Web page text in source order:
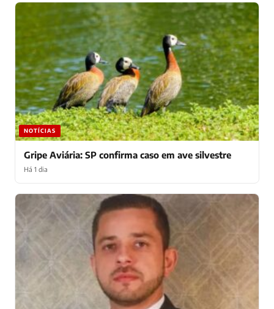
NOTÍCIAS
Gripe Aviária: SP confirma caso em ave silvestre
Há 1 dia